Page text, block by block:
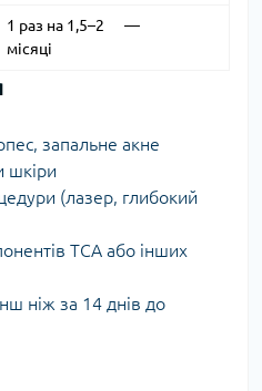
1 раз на 1,5–2
місяці
—
запальне акне
шкіри
(лазер, глибокий
TCA або інших
ніж за 14 днів до